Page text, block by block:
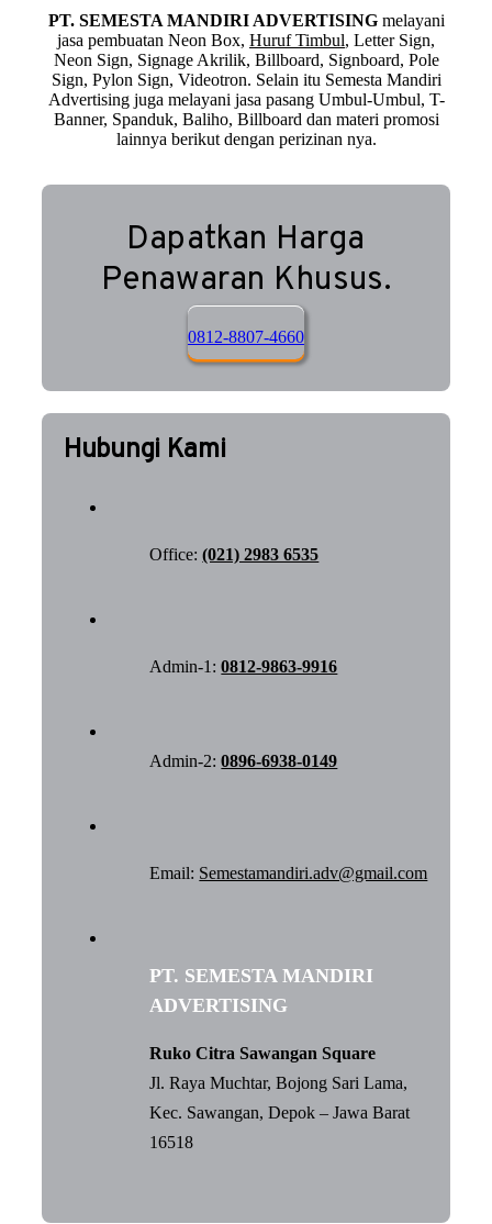
PT. SEMESTA MANDIRI ADVERTISINGmelayani
jasa pembuatan Neon Box, Huruf Timbul, Letter Sign,
Neon Sign, Signage Akrilik, Billboard, Signboard, Pole
Sign, Pylon Sign, Videotron. Selain itu Semesta Mandiri
Advertising juga melayani jasa pasang Umbul-Umbul, T-
Banner, Spanduk, Baliho, Billboard dan materi promosi
lainnya berikut dengan perizinan nya.
Dapatkan Harga
Penawaran Khusus.
0812-8807-4660
Hubungi Kami
Office:(021) 2983 6535
Admin-1:0812-9863-9916
Admin-2:0896-6938-0149
Email: Semestamandiri.adv@gmail.com
PT. SEMESTA MANDIRI
ADVERTISING
Ruko Citra Sawangan Square
Jl. Raya Muchtar, Bojong Sari Lama,
Kec. Sawangan, Depok – Jawa Barat
16518